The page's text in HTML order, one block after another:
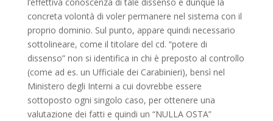
concreta volontà di voler permanere nel sistema con il
proprio dominio. Sul punto, appare quindi necessario
sottolineare, come il titolare del cd. “potere di
dissenso” non si identifica in chi è preposto al controllo
(come ad es. un Ufficiale dei Carabinieri), bensì nel
Ministero degli Interni a cui dovrebbe essere
sottoposto ogni singolo caso, per ottenere una
valutazione dei fatti e quindi un “NULLA OSTA”